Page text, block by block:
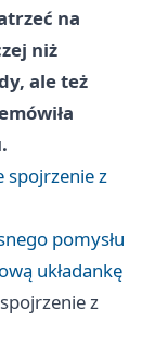
na
niż
ale też
spojrzenie z
pomysłu
układankę
z